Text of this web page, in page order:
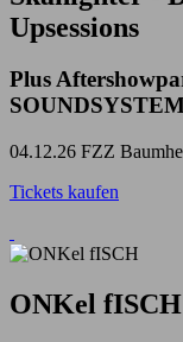
Upsessions
Plus
04.12.26 FZZ
Tickets kaufen
ONKel fISCH